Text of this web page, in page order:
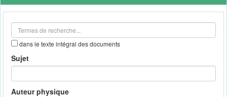
outils
dans le texte intégral des documents
Sujet
Auteur physique